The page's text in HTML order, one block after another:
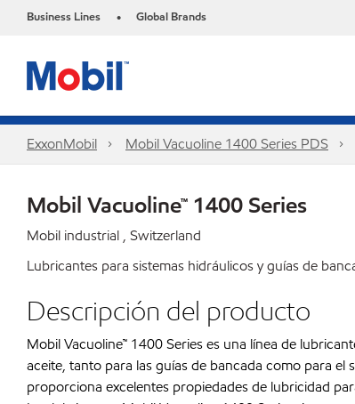
Business Lines • Global Brands
ExxonMobil Mobil Vacuoline 1400 Series PDS
Mobil Vacuoline™ 1400 Series
Mobil industrial , Switzerland
Lubricantes para sistemas hidráulicos y guías de
Descripción del producto
Mobil Vacuoline™ 1400 Series es una línea de
aceite, tanto para las guías de bancada como para el
proporciona excelentes propiedades de lubricidad